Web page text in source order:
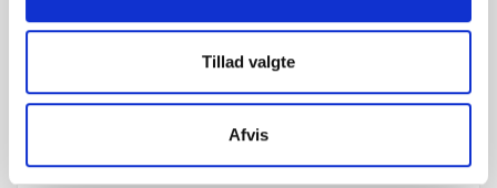
Tillad valgte
Afvis
Produktoplysninger
Rensemiddel til kaffemaskiner.
Hver pakke indeholder 5 poser med rensemiddel